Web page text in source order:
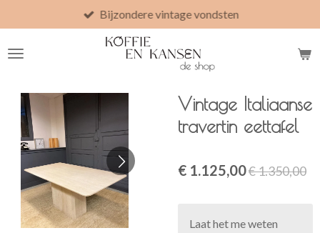
direct
naar
Bijzondere vintage vondsten
Vintage Italiaanse
travertin eettafel
€ 1.125,00€ 1.350,00
Laat het me weten